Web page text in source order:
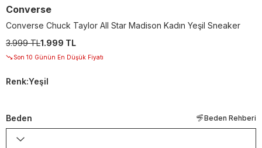
Converse
Converse Chuck Taylor All Star Madison Kadın Yeşil Sneaker
3.999 TL1.999 TL
Son 10 Günün En Düşük Fiyatı
Renk:Yeşil
Beden Beden Rehberi